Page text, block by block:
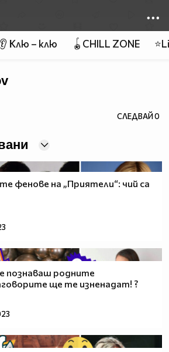
👂 Клю – клю 🪀CHILL ZONE
СЛЕДВАЙ0
фенове на „Приятели“: чий са
познаваш родните
ще те изненадат! ?